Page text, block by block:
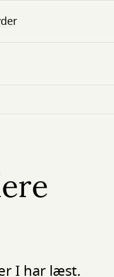
I har læst.